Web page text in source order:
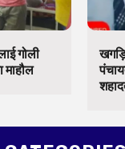
गोली
माहौल